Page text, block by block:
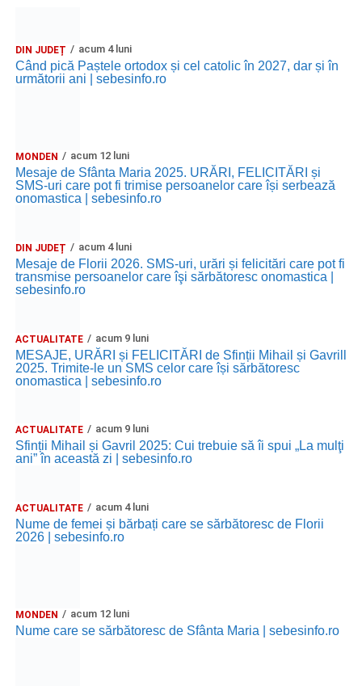
DIN JUDEȚ acum 4 luni
Când pică Paștele ortodox și cel catolic în 2027, dar și în
următorii ani | sebesinfo.ro
MONDEN acum 12 luni
Mesaje de Sfânta Maria 2025. URĂRI, FELICITĂRI și
SMS-uri care pot fi trimise persoanelor care își serbează
onomastica | sebesinfo.ro
DIN JUDEȚ acum 4 luni
Mesaje de Florii 2026. SMS-uri, urări și felicitări care pot fi
transmise persoanelor care îşi sărbătoresc onomastica |
sebesinfo.ro
ACTUALITATE acum 9 luni
MESAJE, URĂRI și FELICITĂRI de Sfinții Mihail și Gavrill
2025. Trimite-le un SMS celor care își sărbătoresc
onomastica | sebesinfo.ro
ACTUALITATE acum 9 luni
Sfinții Mihail și Gavril 2025: Cui trebuie să îi spui „La mulţi
ani” în această zi | sebesinfo.ro
ACTUALITATE acum 4 luni
Nume de femei și bărbați care se sărbătoresc de Florii
2026 | sebesinfo.ro
MONDEN acum 12 luni
Nume care se sărbătoresc de Sfânta Maria | sebesinfo.ro